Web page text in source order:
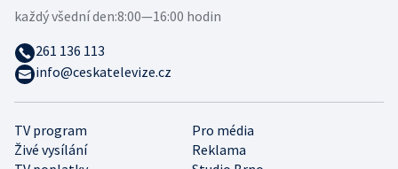
TV program
Pro média
Živé vysílání
Reklama
každý všední den:8:00—16:00 hodin
261 136 113
info@ceskatelevize.cz